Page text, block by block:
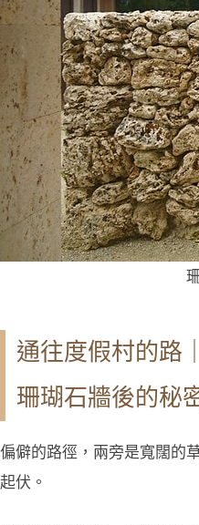
通往度假村的路
珊瑚石牆後的秘
偏僻的路徑，兩旁是寬闊的
起伏。